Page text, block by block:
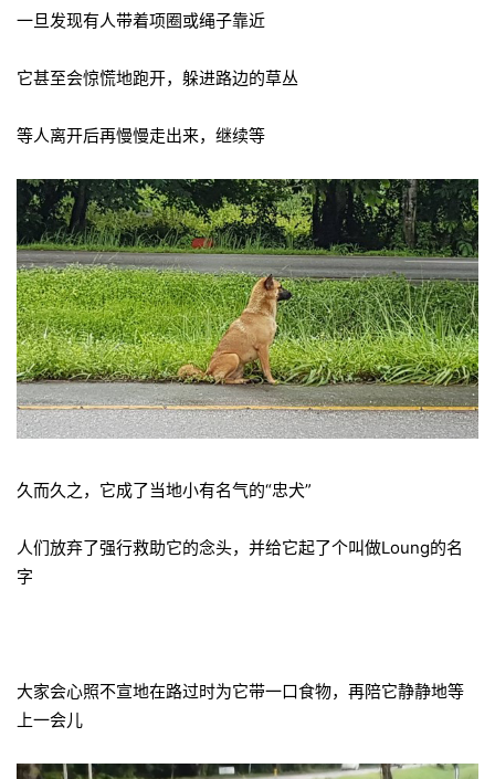
一旦发现有人带着项圈或绳子靠近
它甚至会惊慌地跑开，躲进路边的草丛
等人离开后再慢慢走出来，继续等
久而久之，它成了当地小有名气的“忠犬”
人们放弃了强行救助它的念头，并给它起了个叫做Loung的名
字
大家会心照不宣地在路过时为它带一口食物，再陪它静静地等
上一会儿